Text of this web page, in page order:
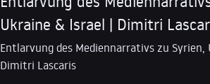
Ukraine & Israel | Dimitri
Entlarvung des Mediennarrativs zu Syrien,
Dimitri Lascaris